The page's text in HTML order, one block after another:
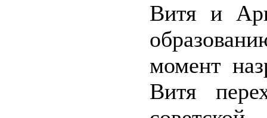
Витя и
момент
Витя